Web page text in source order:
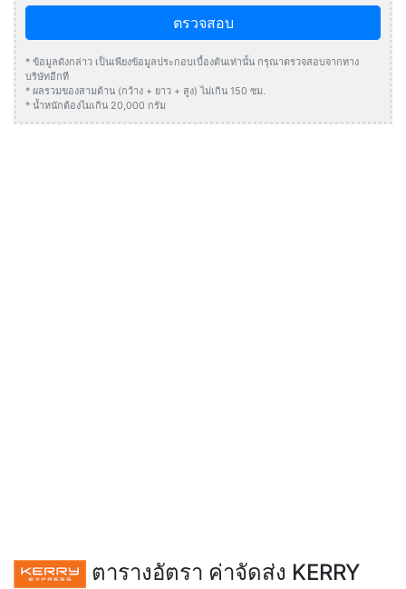
ตรวจสอบ
* ข้อมูลดังกล่าว เป็นเพียงข้อมูลประกอบเบื้องต้นเท่านั้น กรุณาตรวจสอบจากทาง
บริษัทอีกที
* ผลรวมของสามด้าน (กว้าง + ยาว + สูง) ไม่เกิน 150 ซม.
* น้ำหนักต้องไมเกิน 20,000 กรัม
ตารางอัตรา ค่าจัดส่ง KERRY